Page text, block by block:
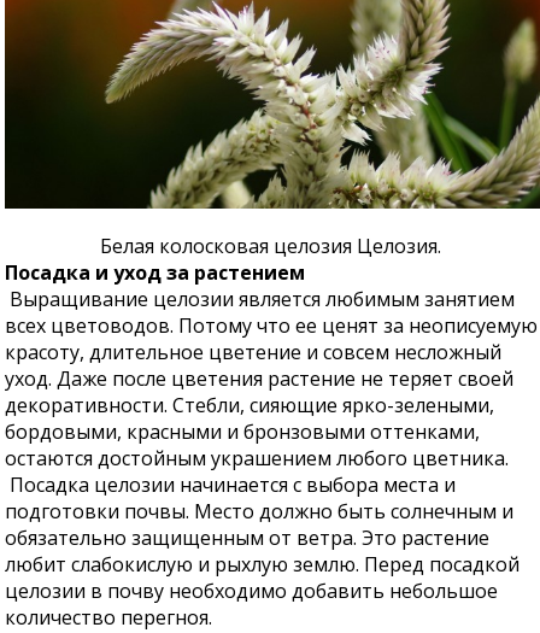
Белая колосковая целозия Целозия.
Посадка и уход за растением
Выращивание целозии является любимым занятием
всех цветоводов. Потому что ее ценят за неописуемую
красоту, длительное цветение и совсем несложный
уход. Даже после цветения растение не теряет своей
декоративности. Стебли, сияющие ярко-зелеными,
бордовыми, красными и бронзовыми оттенками,
остаются достойным украшением любого цветника.
Посадка целозии начинается с выбора места и
подготовки почвы. Место должно быть солнечным и
обязательно защищенным от ветра. Это растение
любит слабокислую и рыхлую землю. Перед посадкой
целозии в почву необходимо добавить небольшое
количество перегноя.